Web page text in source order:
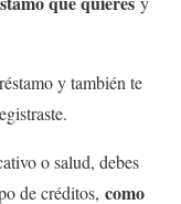
y también te
o salud, debes
de créditos, como